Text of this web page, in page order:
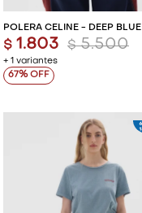
POLERA CELINE - DEEP BLUE
+ 1 variantes
$ 1.803 $ 5.500
67